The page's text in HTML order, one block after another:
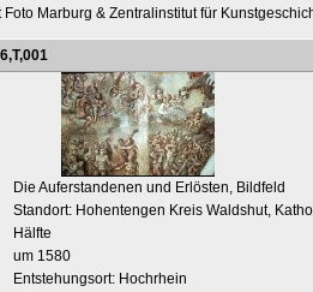
Foto Marburg & Zentralinstitut für
Die Auferstandenen und Erlösten, Bildfeld
Standort: Hohentengen Kreis Waldshut,
Hälfte
um 1580
Entstehungsort: Hochrhein